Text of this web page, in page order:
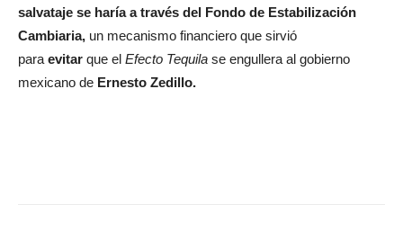
salvataje se haría a través del Fondo de Estabilización
Cambiaria, un mecanismo financiero que sirvió
para evitar que el Efecto Tequila se engullera al gobierno
mexicano de Ernesto Zedillo.